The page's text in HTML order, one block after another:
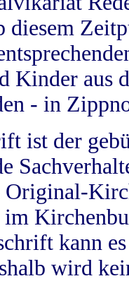
Kinder aus
- in
ist der
kann
wird